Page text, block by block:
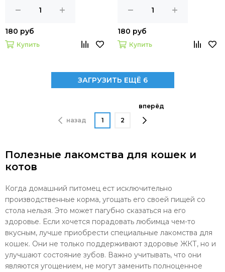
180 руб
Купить
180 руб
Купить
ЗАГРУЗИТЬ ЕЩЁ 6
назад 1 2
вперёд
Полезные лакомства для кошек и
котов
Когда домашний питомец ест исключительно
производственные корма, угощать его своей пищей со
стола нельзя. Это может пагубно сказаться на его
здоровье. Если хочется порадовать любимца чем-то
вкусным, лучше приобрести специальные лакомства для
кошек. Они не только поддерживают здоровье ЖКТ, но и
улучшают состояние зубов. Важно учитывать, что они
являются угощением, не могут заменить полноценное